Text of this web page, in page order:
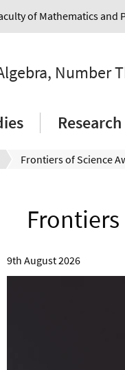
of Mathematics and
Number
Research
9th August 2026